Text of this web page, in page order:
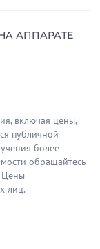
АППАРАТЕ
включая цены,
публичной
более
обращайтесь
Цены
лиц.